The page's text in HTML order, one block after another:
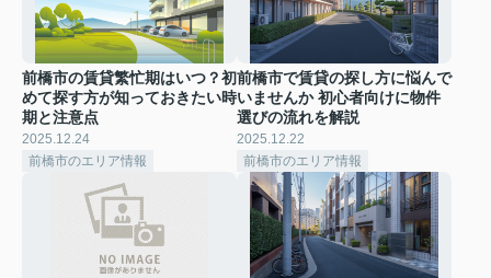
前橋市の賃貸繁忙期はいつ？初
めて探す方が知っておきたい時
期と注意点
2025.12.24
前橋市のエリア情報
前橋市で賃貸の探し方に悩んで
いませんか 初心者向けに物件
選びの流れを解説
2025.12.22
前橋市のエリア情報